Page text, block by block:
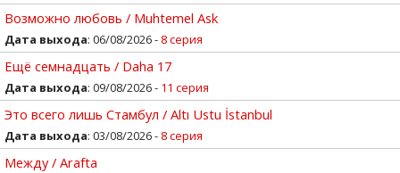
Возможно любовь / Muhtemel Ask
Дата выхода: 06/08/2026 - 8 серия
Ещё семнадцать / Daha 17
Дата выхода: 09/08/2026 - 11 серия
Это всего лишь Стамбул / Altı Ustu İstanbul
Дата выхода: 03/08/2026 - 8 серия
Между / Arafta